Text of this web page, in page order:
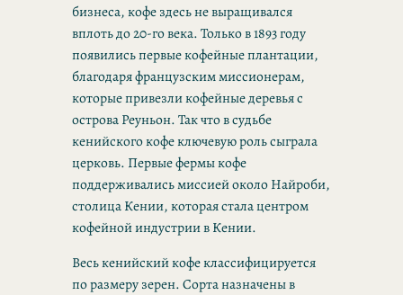
бизнеса, кофе здесь не выращивался
вплоть до 20-го века. Только в 1893 году
появились первые кофейные плантации,
благодаря французским миссионерам,
которые привезли кофейные деревья с
острова Реуньон. Так что в судьбе
кенийского кофе ключевую роль сыграла
церковь. Первые фермы кофе
поддерживались миссией около Найроби,
столица Кении, которая стала центром
кофейной индустрии в Кении.
Весь кенийский кофе классифицируется
по размеру зерен. Сорта назначены в